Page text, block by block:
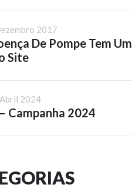
2017
De Pompe Tem Um
Site
2024
Campanha 2024